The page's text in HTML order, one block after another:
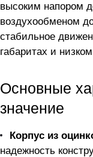
высоким напором
воздухообменом
стабильное
габаритах и
Основные
значение
Корпус из
надежность